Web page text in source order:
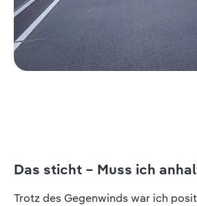
Das sticht – Muss ich
Trotz des Gegenwinds war ich